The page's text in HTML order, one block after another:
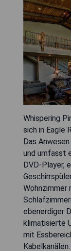
Whispering
sich in Eagle
Das
und umfasst
DVD-Player,
Wohnzimmer
ebenerdiger
klimatisierte
mit